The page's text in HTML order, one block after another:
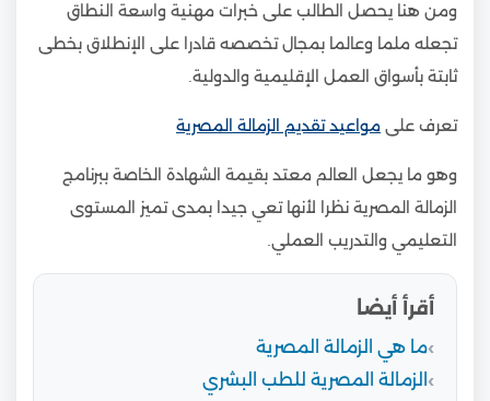
ومن هنا يحصل الطالب على خبرات مهنية واسعة النطاق
تجعله ملما وعالما بمجال تخصصه قادرا على الإنطلاق بخطى
ثابتة بأسواق العمل الإقليمية والدولية.
تعرف على مواعيد تقديم الزمالة المصرية
وهو ما يجعل العالم معتد بقيمة الشهادة الخاصة ببرنامج
الزمالة المصرية نظرا لأنها تعي جيدا بمدى تميز المستوى
التعليمي والتدريب العملي.
أقرأ أيضا
ما هي الزمالة المصرية
الزمالة المصرية للطب البشري